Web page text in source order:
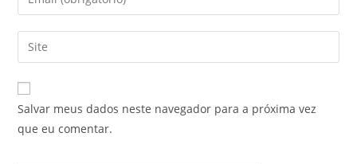
Salvar meus dados neste navegador para a próxima vez
que eu comentar.